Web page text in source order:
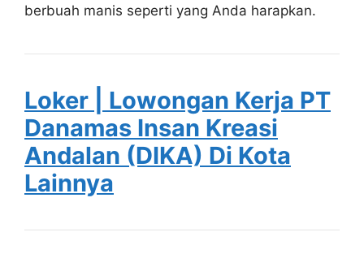
berbuah manis seperti yang Anda harapkan.
Loker | Lowongan Kerja PT
Danamas Insan Kreasi
Andalan (DIKA) Di Kota
Lainnya